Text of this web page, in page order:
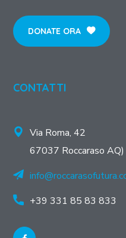
DONATE ORA
CONTATTI
Via Roma, 42
67037 Roccaraso AQ)
+39 331 85 83 833